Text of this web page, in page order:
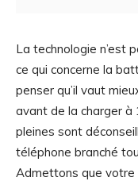
La technologie n’est
ce qui concerne la
penser qu’il vaut
avant de la charger à
pleines sont
téléphone branché
Admettons que votre